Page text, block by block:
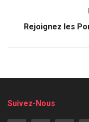
Rejoignez les
Suivez-Nous